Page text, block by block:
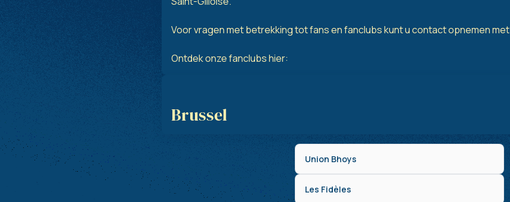
Voor vragen met betrekking tot fans en fanclubs kunt u contact opnemen met
Ontdek onze fanclubs hier:
Brussel
Union Bhoys
Les Fidèles